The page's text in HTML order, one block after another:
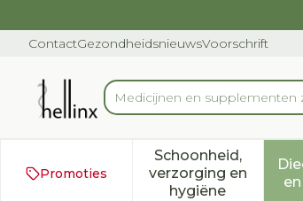
ContactGezondheidsnieuwsVoorschrift
Product, merk, categorie...
Promoties
Schoonheid,
verzorging en
hygiëne
Toon